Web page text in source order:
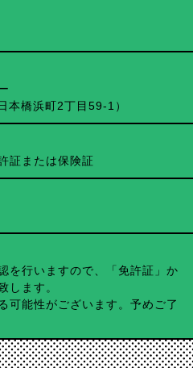
本橋浜町2丁目59-1）
証または保険証
を行いますので、「免許証」か
します。
可能性がございます。予めご了